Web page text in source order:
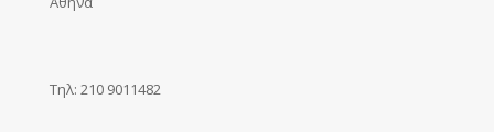
Τηλ: 210 9011482